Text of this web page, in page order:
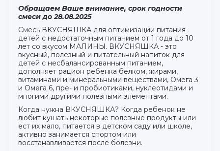
Обращаем Ваше внимание, срок годности
смеси до28.08.2025
Смесь ВКУСНЯШКА для оптимизации питания
детей с недостаточным питанием от 1 года до 10
лет со вкусом МАЛИНЫ. ВКУСНЯШКА - это
вкусный, полезный и питательный напиток для
детей с несбалансированным питанием,
дополняет рацион ребенка белком, жирами,
витаминами и минеральными веществами, Омега 3
и Омега 6, пре- и пробиотиками, нуклеотидами и
многими другими полезными элементами.
Когда нужна ВКУСНЯШКА? Когда ребенок не
любит кушать некоторые полезные продукты или
ест их мало, питается в детском саду или школе,
активно занимается спортом или
восстанавливается после болезни.